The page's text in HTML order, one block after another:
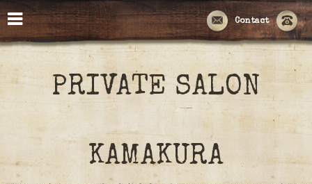
Contact
PRIVATE SALON
KAMAKURA